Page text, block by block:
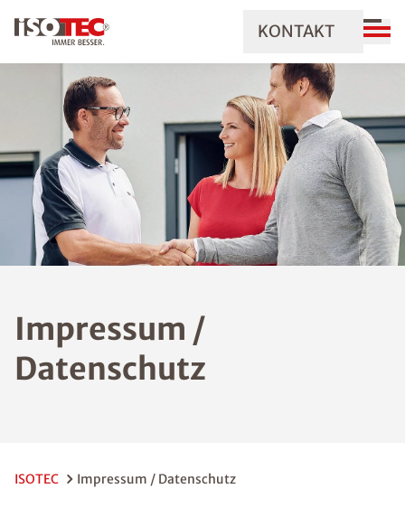
KONTAKT
Impressum /
Datenschutz
ISOTEC Impressum / Datenschutz